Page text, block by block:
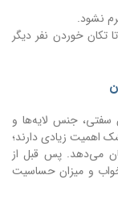
نشود.
تکان خوردن نفر دیگر
سفتی، جنس لایه‌ها و
اهمیت زیادی دارند؛
می‌دهد. پس قبل از
و میزان حساسیت